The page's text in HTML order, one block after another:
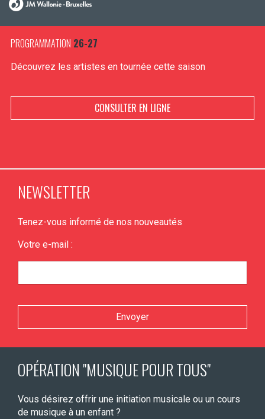
PROGRAMMATION 26-27
Découvrez les artistes en tournée cette saison
CONSULTER EN LIGNE
NEWSLETTER
Tenez-vous informé de nos nouveautés
Votre e-mail :
Veuillez laisser ce champ vide.
OPÉRATION "MUSIQUE POUR TOUS"
Vous désirez offrir une initiation musicale ou un cours
de musique à un enfant ?